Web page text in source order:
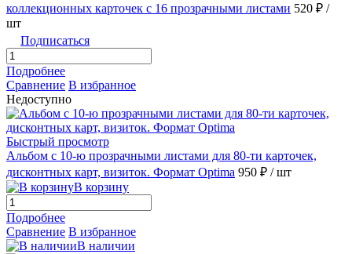
коллекционных карточек с 16 прозрачными листами 520 ₽ /
шт
Подписаться
Подробнее
Сравнение В избранное
Недоступно
Быстрый просмотр
Альбом с 10-ю прозрачными листами для 80-ти карточек,
дисконтных карт, визиток. Формат Optima 950 ₽ / шт
В корзину
Подробнее
Сравнение В избранное
В наличии